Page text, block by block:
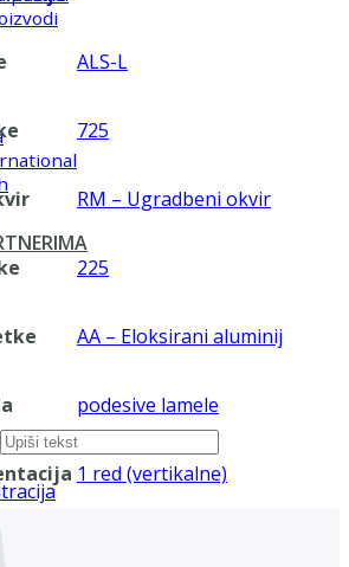
ALS-L
725
RM – Ugradbeni okvir
225
AA – Eloksirani aluminij
podesive lamele
1 red (vertikalne)